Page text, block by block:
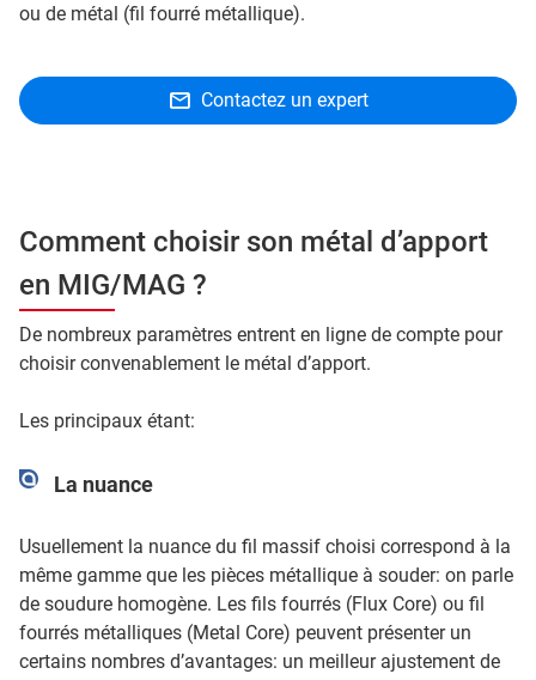
ou de métal (fil fourré métallique).
Contactez un expert
Comment choisir son métal d’apport
en MIG/MAG ?
De nombreux paramètres entrent en ligne de compte pour
choisir convenablement le métal d’apport.
Les principaux étant:
La nuance
Usuellement la nuance du fil massif choisi correspond à la
même gamme que les pièces métallique à souder: on parle
de soudure homogène. Les fils fourrés (Flux Core) ou fil
fourrés métalliques (Metal Core) peuvent présenter un
certains nombres d’avantages: un meilleur ajustement de